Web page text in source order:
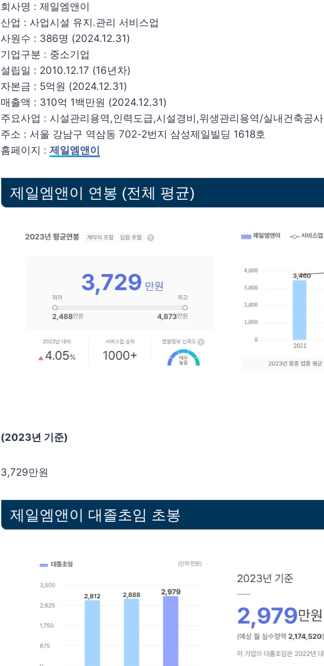
회사명 : 제일엠앤이
산업 : 사업시설 유지.관리 서비스업
사원수 : 386명 (2024.12.31)
기업구분 : 중소기업
설립일 : 2010.12.17 (16년차)
자본금 : 5억원 (2024.12.31)
매출액 : 310억 1백만원 (2024.12.31)
주요사업 : 시설관리용역,인력도급,시설경비,위생관리용역/실내건축공사
주소 : 서울 강남구 역삼동 702-2번지 삼성제일빌딩 1618호
홈페이지 : 제일엠앤이
제일엠앤이 연봉 (전체 평균)
(2023년 기준)
3,729만원
제일엠앤이 대졸초임 초봉